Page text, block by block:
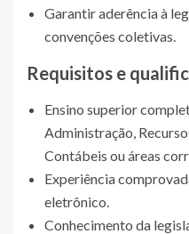
Garantir aderência à
convenções coletivas.
Requisitos e
Ensino superior
Administração,
Contábeis ou áreas
Experiência
eletrônico.
Conhecimento da